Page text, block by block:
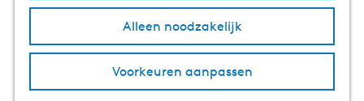
Alleen noodzakelijk
Voorkeuren aanpassen
p
2 juli 2026 | | |